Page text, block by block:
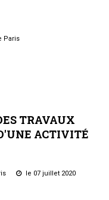
Paris
TRAVAUX
ACTIVITÉ
le 07 juillet 2020